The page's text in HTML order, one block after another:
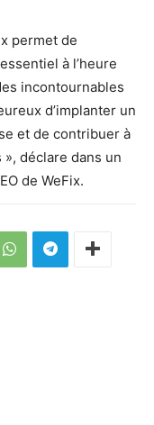
permet de
à l’heure
incontournables
d’implanter un
et de contribuer à
», déclare dans un
de WeFix.